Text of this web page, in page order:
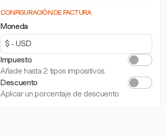
CONFIGURACIÓN DE FACTURA
Moneda
Impuesto
Añade hasta 2 tipos impositivos
Descuento
Aplicar un porcentaje de descuento